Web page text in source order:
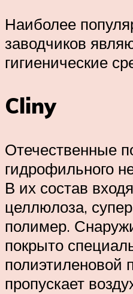
Наиболее
заводчиков
гигиенические
Cliny
Отечественные
гидрофильного
В их состав
целлюлоза,
полимер.
покрыто
полиэтиленовой
пропускает